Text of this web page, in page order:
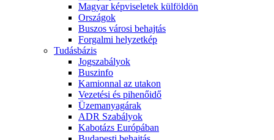
Magyar képviseletek külföldön
Országok
Buszos városi behajtás
Forgalmi helyzetkép
Tudásbázis
Jogszabályok
Buszinfo
Kamionnal az utakon
Vezetési és pihenőidő
Üzemanyagárak
ADR Szabályok
Kabotázs Európában